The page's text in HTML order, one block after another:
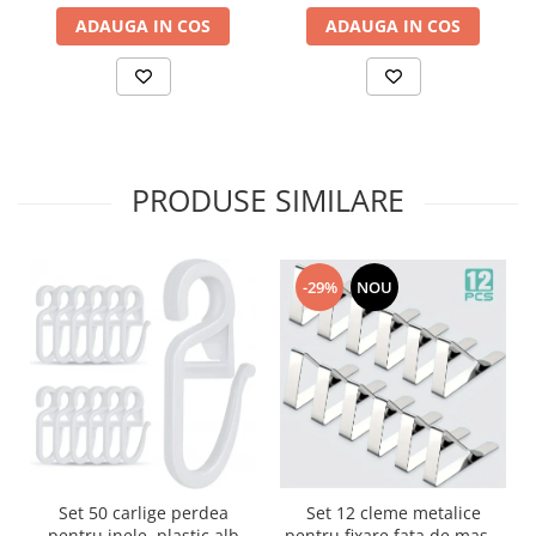
ADAUGA IN COS ADAUGA IN COS
PRODUSE SIMILARE
Set 50 carlige perdea
-29% NOU
Set 12 cleme metalice